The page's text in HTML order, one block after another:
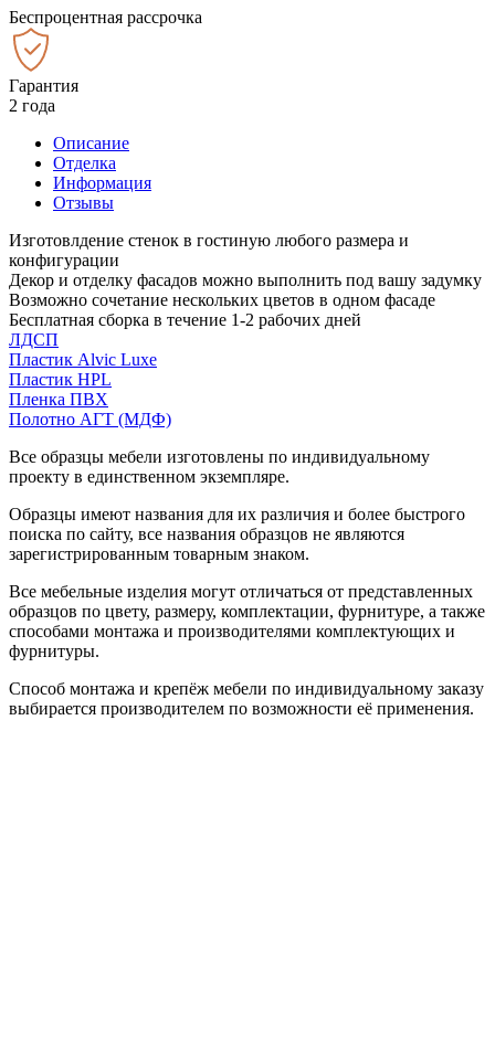
Беспроцентная рассрочка
Гарантия
2 года
Описание
Отделка
Информация
Отзывы
Изготовлдение стенок в гостиную любого размера и
конфигурации
Декор и отделку фасадов можно выполнить под вашу задумку
Возможно сочетание нескольких цветов в одном фасаде
Бесплатная сборка в течение 1-2 рабочих дней
ЛДСП
Пластик Alvic Luxe
Пластик HPL
Пленка ПВХ
Полотно АГТ (МДФ)
Все образцы мебели изготовлены по индивидуальному
проекту в единственном экземпляре.
Образцы имеют названия для их различия и более быстрого
поиска по сайту, все названия образцов не являются
зарегистрированным товарным знаком.
Все мебельные изделия могут отличаться от представленных
образцов по цвету, размеру, комплектации, фурнитуре, а также
способами монтажа и производителями комплектующих и
фурнитуры.
Способ монтажа и крепёж мебели по индивидуальному заказу
выбирается производителем по возможности её применения.